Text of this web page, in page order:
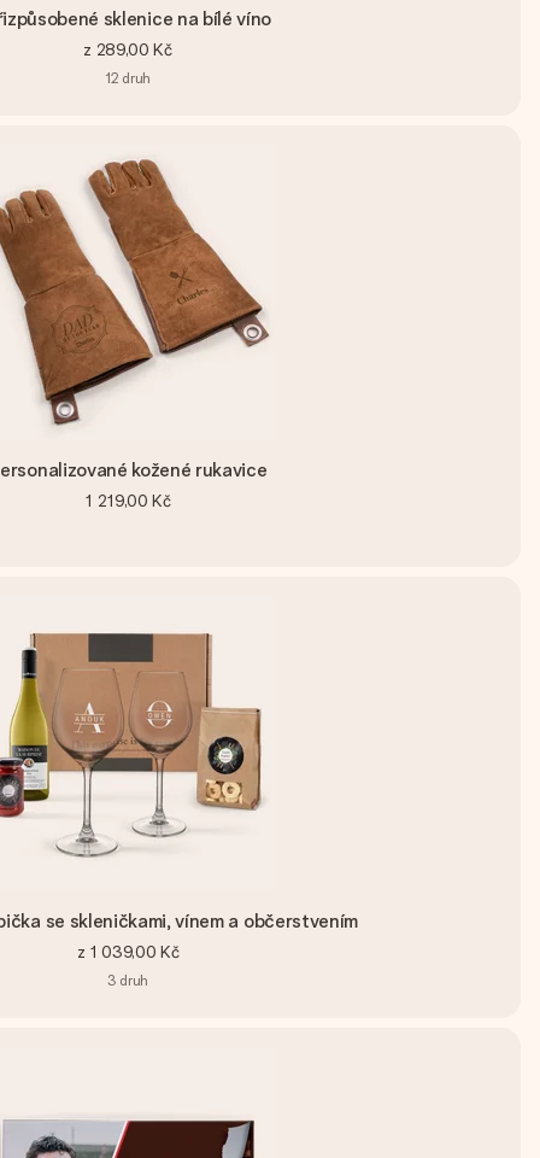
sklenice na bílé víno
z 289,00 Kč
12 druh
kožené rukavice
1 219,00 Kč
se skleničkami, vínem a občerstvením
z 1 039,00 Kč
3 druh